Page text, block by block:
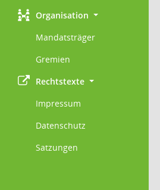
Organisation
Mandatsträger
Gremien
Rechtstexte
Impressum
Datenschutz
Satzungen